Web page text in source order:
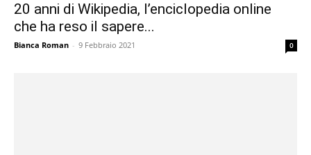
20 anni di Wikipedia, l’enciclopedia online
che ha reso il sapere...
Bianca Roman - 9 Febbraio 2021 0